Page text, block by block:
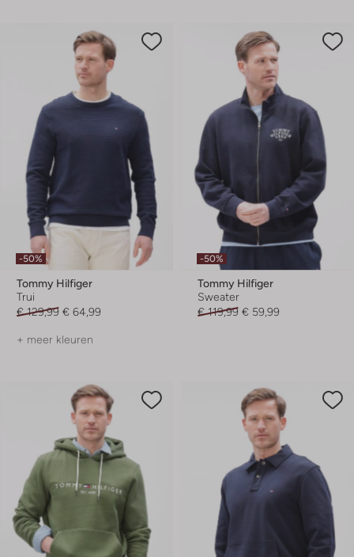
-50%
Tommy Hilfiger
Trui
€ 129,99 € 64,99
+ meer kleuren
-50%
Tommy Hilfiger
Sweater
€ 119,99 € 59,99